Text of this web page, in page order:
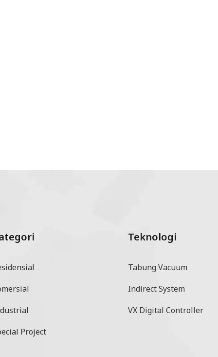
Project
Teknologi
Tabung Vacuum
Indirect System
VX Digital Controller